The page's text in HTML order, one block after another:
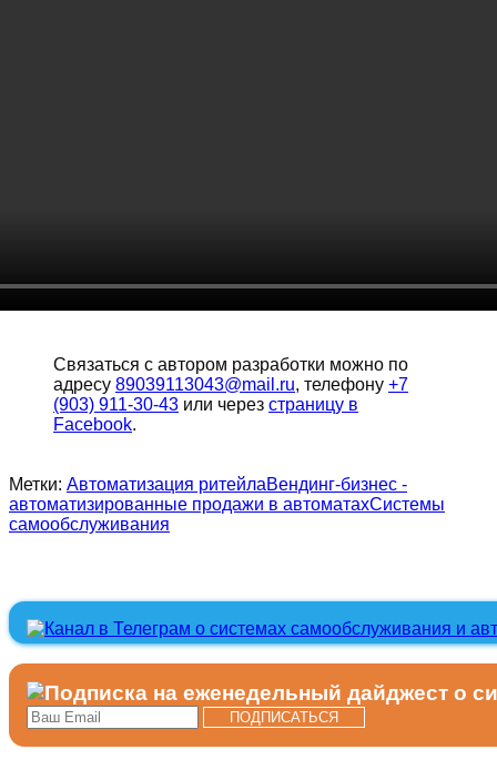
Связаться с автором разработки можно по
адресу 89039113043@mail.ru, телефону +7
(903) 911-30-43 или через страницу в
Facebook.
Метки: Автоматизация ритейлаВендинг-бизнес -
автоматизированные продажи в автоматахСистемы
самообслуживания